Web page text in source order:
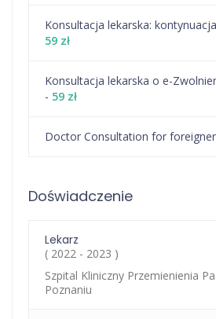
⁠Konsultacja lekarska:
59 zł
Konsultacja lekarska o e-
- 59 zł
Doctor Consultation for
Doświadczenie
Lekarz
( 2022 - 2023 )
Szpital Kliniczny Przemienienia
Poznaniu